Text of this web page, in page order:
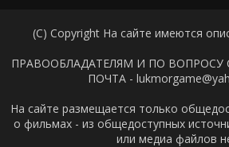
(C) Copyright На сайте имеются
ПРАВООБЛАДАТЕЛЯМ И ПО ВОПРОСУ
ПОЧТА -
На сайте размещается только
о фильмах - из общедоступных
или медиа файлов